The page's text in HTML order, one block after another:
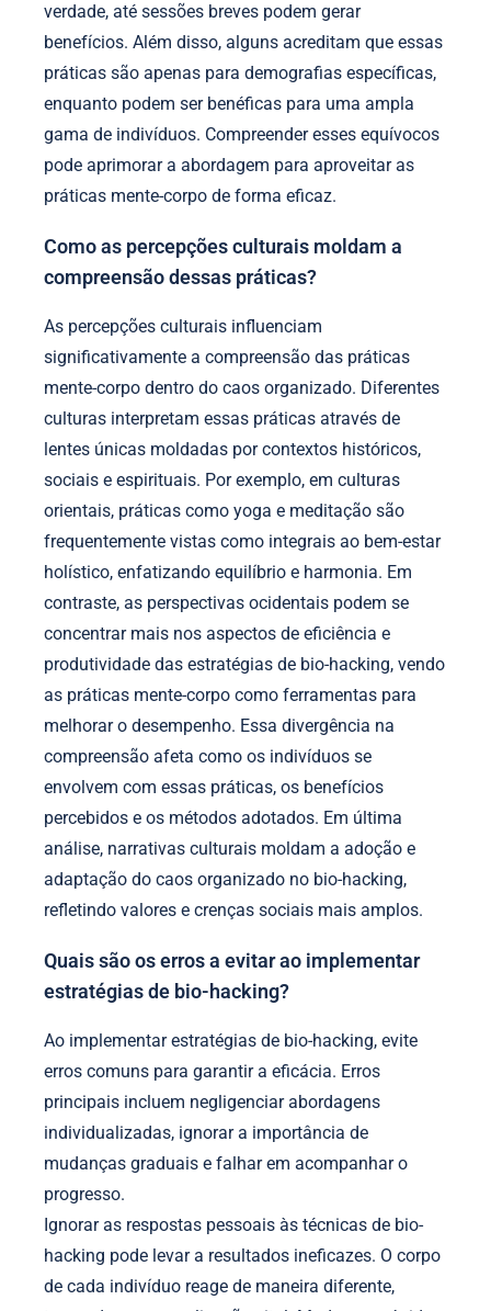
verdade, até sessões breves podem gerar
benefícios. Além disso, alguns acreditam que essas
práticas são apenas para demografias específicas,
enquanto podem ser benéficas para uma ampla
gama de indivíduos. Compreender esses equívocos
pode aprimorar a abordagem para aproveitar as
práticas mente-corpo de forma eficaz.
Como as percepções culturais moldam a
compreensão dessas práticas?
As percepções culturais influenciam
significativamente a compreensão das práticas
mente-corpo dentro do caos organizado. Diferentes
culturas interpretam essas práticas através de
lentes únicas moldadas por contextos históricos,
sociais e espirituais. Por exemplo, em culturas
orientais, práticas como yoga e meditação são
frequentemente vistas como integrais ao bem-estar
holístico, enfatizando equilíbrio e harmonia. Em
contraste, as perspectivas ocidentais podem se
concentrar mais nos aspectos de eficiência e
produtividade das estratégias de bio-hacking, vendo
as práticas mente-corpo como ferramentas para
melhorar o desempenho. Essa divergência na
compreensão afeta como os indivíduos se
envolvem com essas práticas, os benefícios
percebidos e os métodos adotados. Em última
análise, narrativas culturais moldam a adoção e
adaptação do caos organizado no bio-hacking,
refletindo valores e crenças sociais mais amplos.
Quais são os erros a evitar ao implementar
estratégias de bio-hacking?
Ao implementar estratégias de bio-hacking, evite
erros comuns para garantir a eficácia. Erros
principais incluem negligenciar abordagens
individualizadas, ignorar a importância de
mudanças graduais e falhar em acompanhar o
progresso.
Ignorar as respostas pessoais às técnicas de bio-
hacking pode levar a resultados ineficazes. O corpo
de cada indivíduo reage de maneira diferente,